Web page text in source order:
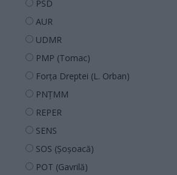
PSD
AUR
UDMR
PMP (Tomac)
Forța Dreptei (L. Orban)
PNȚMM
REPER
SENS
SOS (Șoșoacă)
POT (Gavrilă)